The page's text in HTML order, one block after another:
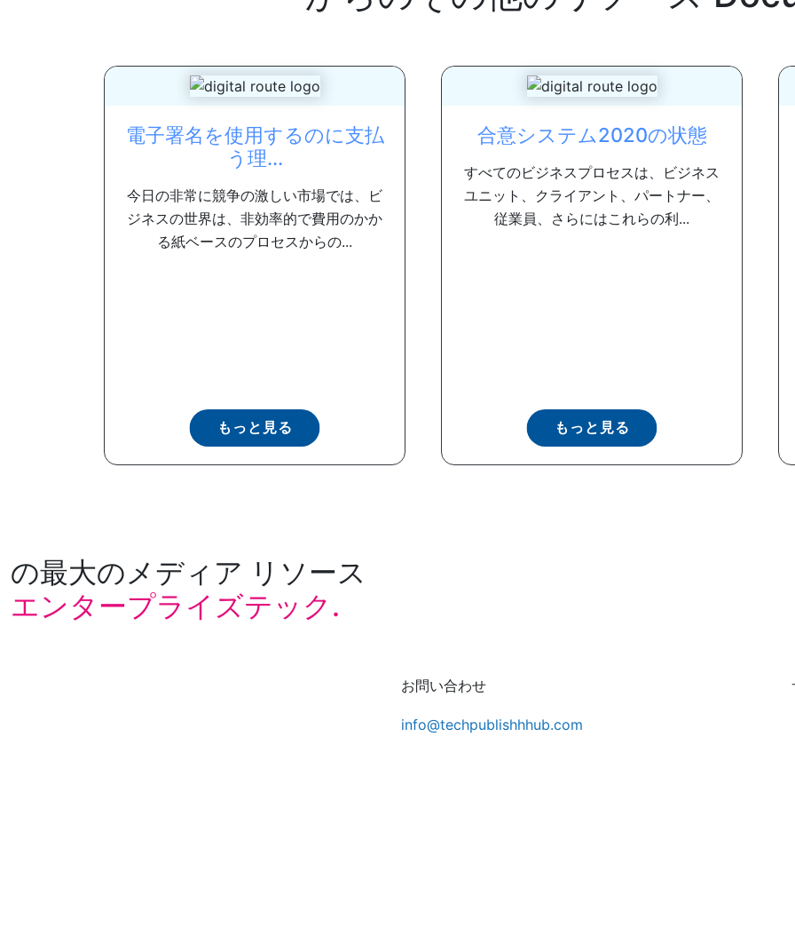
電子署名を使用するのに支払
う理...
今日の非常に競争の激しい市場では、ビ
ジネスの世界は、非効率的で費用のかか
る紙ベースのプロセスからの...
もっと見る
合意システム2020の状態
すべてのビジネスプロセスは、ビジネス
ユニット、クライアント、パートナー、
従業員、さらにはこれらの利...
もっと見る
の最大のメディア リソース
エンタープライズテック.
お問い合わせ
info@techpublishhhub.com